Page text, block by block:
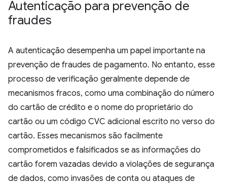
Autenticação para prevenção de
fraudes
A autenticação desempenha um papel importante na
prevenção de fraudes de pagamento. No entanto, esse
processo de verificação geralmente depende de
mecanismos fracos, como uma combinação do número
do cartão de crédito e o nome do proprietário do
cartão ou um código CVC adicional escrito no verso do
cartão. Esses mecanismos são facilmente
comprometidos e falsificados se as informações do
cartão forem vazadas devido a violações de segurança
de dados, como invasões de conta ou ataques de